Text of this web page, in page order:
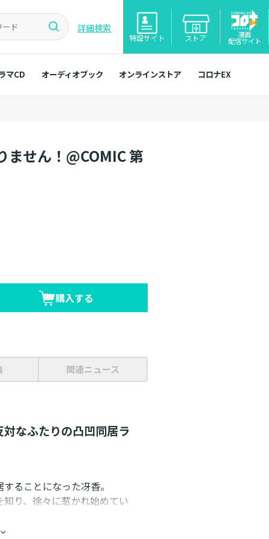
詳細検索
特設サイト ストア 漫画
配信サイト
マCD オーディオブック オンラインストア コロナEX
せん！@COMIC 第
購入する
関連ニュース
なふたりの凸凹同居ラ
ることになった冴香。
り、徐々に惹かれ始めてい
ートの申し込みが!?